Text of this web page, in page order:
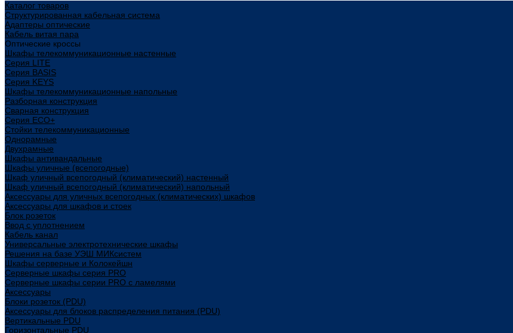
Каталог товаров
Структурированная кабельная система
Адаптеры оптические
Кабель витая пара
Оптические кроссы
Шкафы телекоммуникационные настенные
Cерия LITE
Cерия BASIS
Cерия KEYS
Шкафы телекоммуникационные напольные
Разборная конструкция
Сварная конструкция
Серия ECO+
Стойки телекоммуникационные
Однорамные
Двухрамные
Шкафы антивандальные
Шкафы уличные (всепогодные)
Шкаф уличный всепогодный (климатический) настенный
Шкаф уличный всепогодный (климатический) напольный
Аксессуары для уличных всепогодных (климатических) шкафов
Аксессуары для шкафов и стоек
Блок розеток
Ввод с уплотнением
Кабель канал
Универсальные электротехнические шкафы
Решения на базе УЭШ МИКсистем
Шкафы серверные и Колокейшн
Серверные шкафы серия PRO
Серверные шкафы серии PRO с ламелями
Аксессуары
Блоки розеток (PDU)
Аксессуары для блоков распределения питания (PDU)
Вертикальные PDU
Горизонтальные PDU